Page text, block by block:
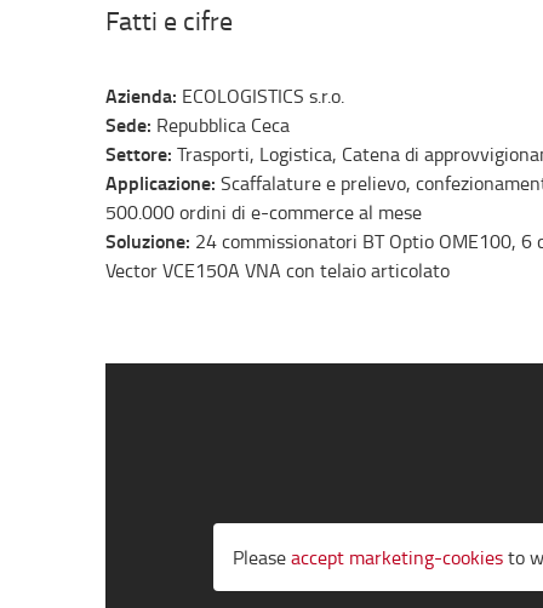
Fatti e cifre
Azienda: ECOLOGISTICS s.r.o.
Sede: Repubblica Ceca
Settore: Trasporti, Logistica, Catena di
Applicazione: Scaffalature e prelievo,
500.000 ordini di e-commerce al mese
Soluzione: 24 commissionatori BT Optio OME100,
Vector VCE150A VNA con telaio articolato
Pleaseaccept marketing-cookiesto